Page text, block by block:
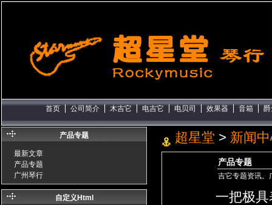
首页 公司简介 木吉它 电吉它 电贝司 效果器 音箱
超星堂 > 新闻
产品专题
吉它专题资讯。
一把极
产品专题
最新文章
产品专题
广州琴行
自定义Html